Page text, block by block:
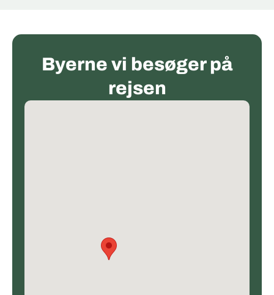
Byerne vi besøger på
rejsen